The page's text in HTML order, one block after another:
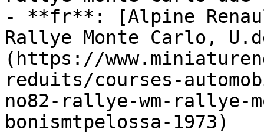
- **fr**: [Alpine
Rallye Monte Carlo,
(https://
reduits/courses-
no82-rallye-wm-rallye-
bonismtpelossa-1973)